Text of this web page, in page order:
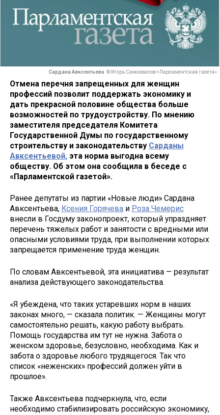
Сардана Авксентьева © Игорь Самохвалов/«Парламентская газета»
Отмена перечня запрещенных для женщин
профессий позволит поддержать экономику и
дать прекрасной половине общества больше
возможностей по трудоустройству. По мнению
заместителя председателя Комитета
Государственной Думы по государственному
строительству и законодательству Сарданы
Авксентьевой, эта норма выгодна всему
обществу. Об этом она сообщила в беседе с
«Парламентской газетой».
Ранее депутаты из партии «Новые люди» Сардана
Авксентьева, Ксения Горячева и Роза Чемерис
внесли в Госдуму законопроект, который упраздняет
перечень тяжелых работ и занятости с вредными или
опасными условиями труда, при выполнении которых
запрещается применение труда женщин.
По словам Авксентьевой, эта инициатива — результат
анализа действующего законодательства.
«Я убеждена, что таких устаревших норм в наших
законах много, — сказала политик. — Женщины могут
самостоятельно решать, какую работу выбрать.
Помощь государства им тут не нужна. Забота о
женском здоровье, безусловно, необходима. Как и
забота о здоровье любого трудящегося. Так что
список «неженских» профессий должен уйти в
прошлое».
Также Авксентьева подчеркнула, что, если
необходимо стабилизировать российскую экономику,